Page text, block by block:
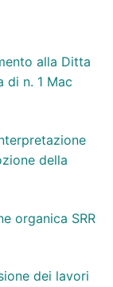
alla Ditta
di n. 1 Mac
della
organica SRR
dei lavori